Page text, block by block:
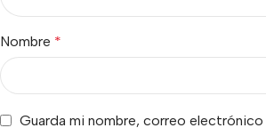
Nombre *
Guarda mi nombre, correo